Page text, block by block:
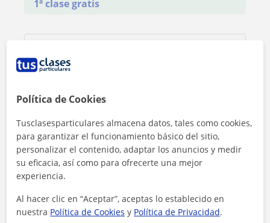
1ª clase gratis
Al hacer clic, aceptas nuestro aviso legaly de privacidad
Política de Cookies
Tusclasesparticulares almacena datos, tales como cookies,
para garantizar el funcionamiento básico del sitio,
personalizar el contenido, adaptar los anuncios y medir
su eficacia, así como para ofrecerte una mejor
experiencia.
Al hacer clic en “Aceptar”, aceptas lo establecido en
nuestra Política de Cookies y Política de Privacidad.